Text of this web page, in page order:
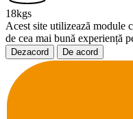
18kgs
Acest site utilizează module
de cea mai bună experiență
Dezacord De acord